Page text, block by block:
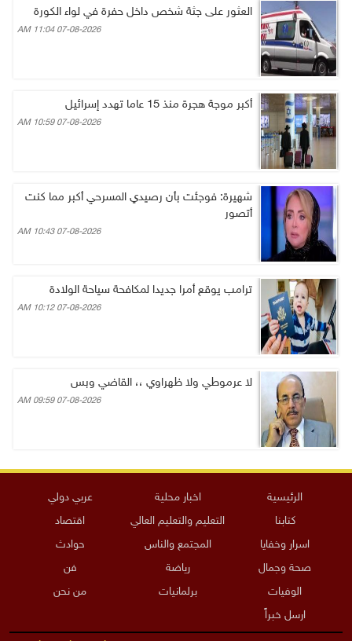
العثور على جثة شخص داخل حفرة في لواء الكورة
07-08-2026 11:04 AM
أكبر موجة هجرة منذ 15 عاما تهدد إسرائيل
07-08-2026 10:59 AM
شهيرة: فوجئت بأن رصيدي المسرحي أكبر مما كنت
أتصور
07-08-2026 10:43 AM
ترامب يوقع أمرا جديدا لمكافحة سياحة الولادة
07-08-2026 10:12 AM
لا عرموطي ولا ظهراوي ،، القاضي وبس
07-08-2026 09:59 AM
الرئيسية اخبار محلية
عربي دولي
كتابنا
التعليم والتعليم العالي
اقتصاد
اسرار وخفايا
المجتمع والناس
حوادث
صحة وجمال
رياضة
فن
الوفيات
برلمانيات
من نحن
ارسل خبراً